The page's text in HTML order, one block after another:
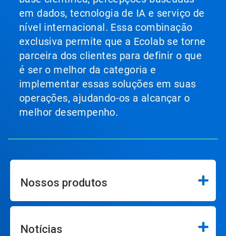
em dados, tecnologia de IA e serviço de
nível internacional. Essa combinação
exclusiva permite que a Ecolab se torne
parceira dos clientes para definir o que
é ser o melhor da categoria e
implementar essas soluções em suas
operações, ajudando-os a alcançar o
melhor desempenho.
Nossos produtos
Notícias